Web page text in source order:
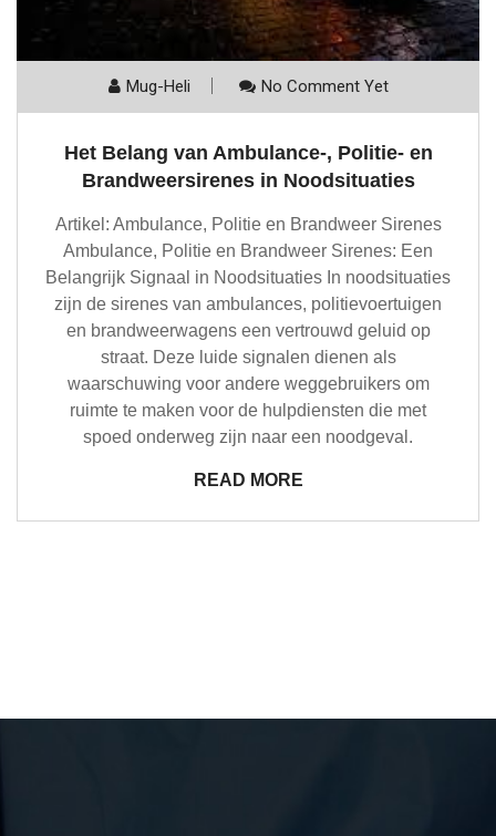
Mug-Heli No Comment Yet
Het Belang van Ambulance-, Politie- en
Brandweersirenes in Noodsituaties
Artikel: Ambulance, Politie en Brandweer Sirenes
Ambulance, Politie en Brandweer Sirenes: Een
Belangrijk Signaal in Noodsituaties In noodsituaties
zijn de sirenes van ambulances, politievoertuigen
en brandweerwagens een vertrouwd geluid op
straat. Deze luide signalen dienen als
waarschuwing voor andere weggebruikers om
ruimte te maken voor de hulpdiensten die met
spoed onderweg zijn naar een noodgeval.
READ MORE